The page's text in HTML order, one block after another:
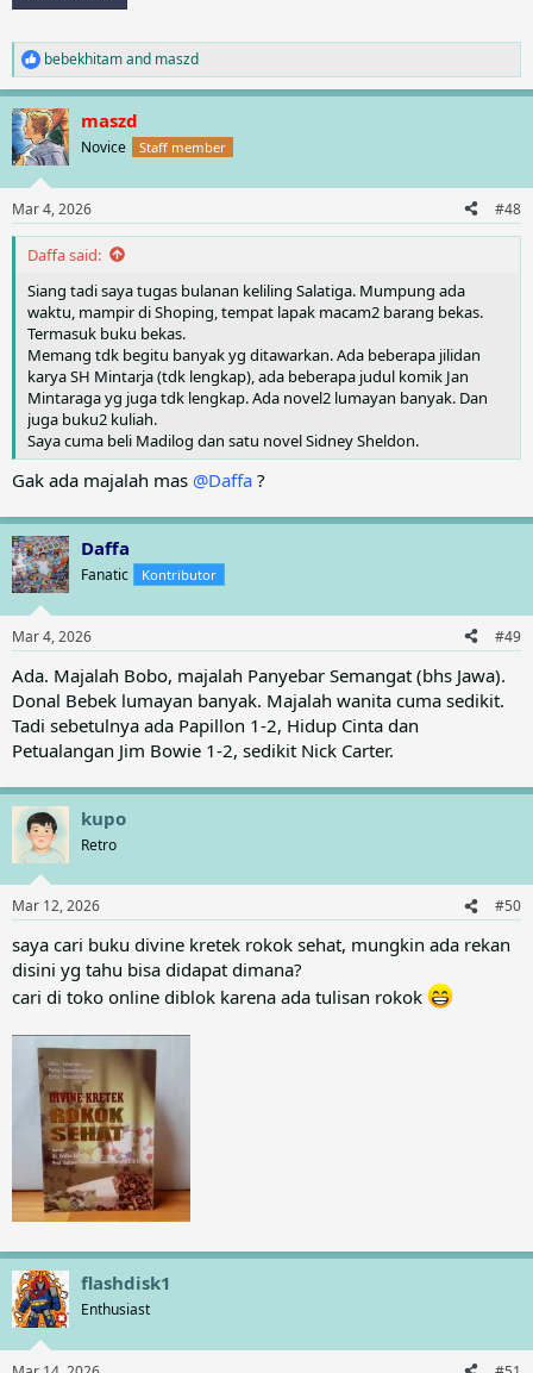
R
e
a
c
t
i
n
s
:
bebekhitamand maszd
maszd
Novice Staff member
Mar 4, 2026 #48
Daffa said:
Siang tadi saya tugas bulanan keliling Salatiga. Mumpung ada
waktu, mampir di Shoping, tempat lapak macam2 barang bekas.
Termasuk buku bekas.
Memang tdk begitu banyak yg ditawarkan. Ada beberapa jilidan
karya SH Mintarja (tdk lengkap), ada beberapa judul komik Jan
Mintaraga yg juga tdk lengkap. Ada novel2 lumayan banyak. Dan
juga buku2 kuliah.
Saya cuma beli Madilog dan satu novel Sidney Sheldon.
Gak ada majalah mas @Daffa ?
Daffa
Fanatic Kontributor
Mar 4, 2026 #49
Ada. Majalah Bobo, majalah Panyebar Semangat (bhs Jawa).
Donal Bebek lumayan banyak. Majalah wanita cuma sedikit.
Tadi sebetulnya ada Papillon 1-2, Hidup Cinta dan
Petualangan Jim Bowie 1-2, sedikit Nick Carter.
kupo
Retro
Mar 12, 2026 #50
saya cari buku divine kretek rokok sehat, mungkin ada rekan
disini yg tahu bisa didapat dimana?
cari di toko online diblok karena ada tulisan rokok
flashdisk1
Enthusiast